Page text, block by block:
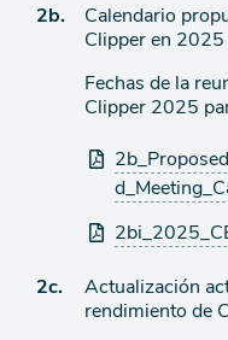
Ítem
agenda
2b.
Calendario
Clipper en 2025
Fechas de la
Clipper 2025
Archivos
adjuntos
Ítem
2c.
Actualización
rendimiento de